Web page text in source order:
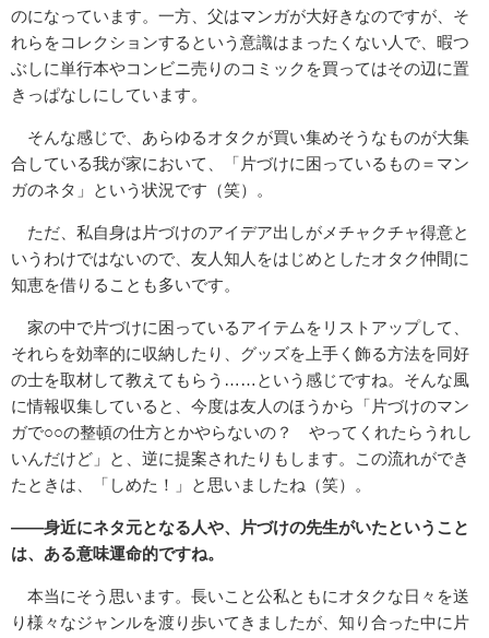
のになっています。一方、父はマンガが大好きなのですが、そ
れらをコレクションするという意識はまったくない人で、暇つ
ぶしに単行本やコンビニ売りのコミックを買ってはその辺に置
きっぱなしにしています。
そんな感じで、あらゆるオタクが買い集めそうなものが大集
合している我が家において、「片づけに困っているもの＝マン
ガのネタ」という状況です（笑）。
ただ、私自身は片づけのアイデア出しがメチャクチャ得意と
いうわけではないので、友人知人をはじめとしたオタク仲間に
知恵を借りることも多いです。
家の中で片づけに困っているアイテムをリストアップして、
それらを効率的に収納したり、グッズを上手く飾る方法を同好
の士を取材して教えてもらう……という感じですね。そんな風
に情報収集していると、今度は友人のほうから「片づけのマン
ガで○○の整頓の仕方とかやらないの？ やってくれたらうれし
いんだけど」と、逆に提案されたりもします。この流れができ
たときは、「しめた！」と思いましたね（笑）。
――身近にネタ元となる人や、片づけの先生がいたということ
は、ある意味運命的ですね。
本当にそう思います。長いこと公私ともにオタクな日々を送
り様々なジャンルを渡り歩いてきましたが、知り合った中に片